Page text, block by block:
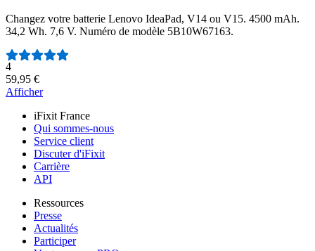
Changez votre batterie Lenovo IdeaPad, V14 ou V15. 4500 mAh.
34,2 Wh. 7,6 V. Numéro de modèle 5B10W67163.
Nombre d'avis :
4
59,95 €
Afficher
iFixit France
Qui sommes-nous
Service client
Discuter d'iFixit
Carrière
API
Ressources
Presse
Actualités
Participer